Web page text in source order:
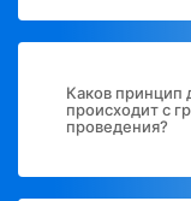
Каков принцип
происходит с
проведения?